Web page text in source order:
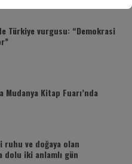
Türkiye vurgusu: “Demokrasi
Mudanya Kitap Fuarı’nda
ve doğaya olan
dolu iki anlamlı gün